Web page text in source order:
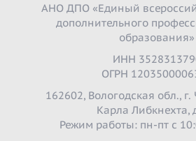
АНО ДПО «Единый
дополнительного
образования»
ИНН
ОГРН
162602, Вологодская обл., г.
Карла Либкнехта,
Режим работы: пн-пт с